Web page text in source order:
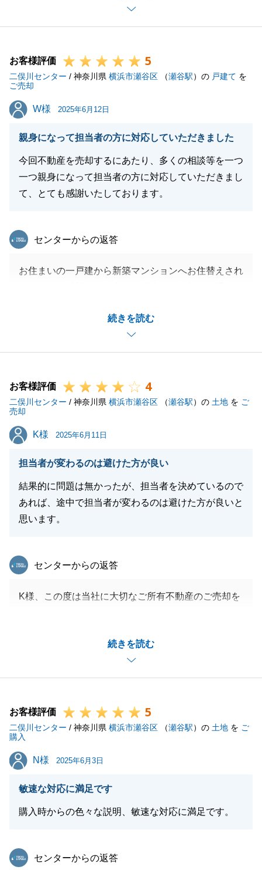
担当変更後もスムーズに手続きが進められたのは、H
様の多大なご協力があって進めることができました。
お申し付けくださいませ。
どうぞよろしくお願い申し上げます。
お客様評価 5
二俣川センター / 神奈川県 横浜市瀬谷区 （瀬谷駅）の 戸建て を
ご売却
W様
W様 2025年6月12日
親身になって担当者の方に対応していただきました
今回不動産を売却するにあたり、多くの相談等を一つ
一つ親身になって担当者の方に対応していただきまし
て、とても感謝いたしております。
続きを読む
東急リバブル
センターからの返答
お住まいの一戸建から新築マンションへお住替えされ
大変良いお家でお手入れも良く行き届いておりました
が、最近の購入ニーズから見て土地面積が大きく、駅
からも少し距離があるエリアであったため、なかなか
ました。
色々とお打合せさせていただいた中で、価格のご変更
にも協力いただき、結果的に予算オーバーであきらめ
かけていた購入希望の方を拾うことができました。
すので、今後とも引き続き何卒宜しくお願い申し上げ
ます。
お客様評価 4
二俣川センター / 神奈川県 横浜市瀬谷区 （瀬谷駅）の 土地 を ご
売却
K様
K様 2025年6月11日
担当者が変わるのは避けた方が良い
結果的に問題は無かったが、担当者を決めているので
あれば、途中で担当者が変わるのは避けた方が良いと
思います。
続きを読む
東急リバブル
センターからの返答
K様、この度は当社に大切なご所有不動産のご売却を
申し訳ございませんでした。
今後は当社の方でも担当変更時の対応について改善に
努めてまいります。
たら、いつでもお声かけくださいませ。
何卒、よろしくお願いいたします。
お客様評価 5
二俣川センター / 神奈川県 横浜市瀬谷区 （瀬谷駅）の 土地 を ご
購入
N様
N様 2025年6月3日
敏速な対応に満足です
購入時からの色々な説明、敏速な対応に満足です。
東急リバブル
センターからの返答